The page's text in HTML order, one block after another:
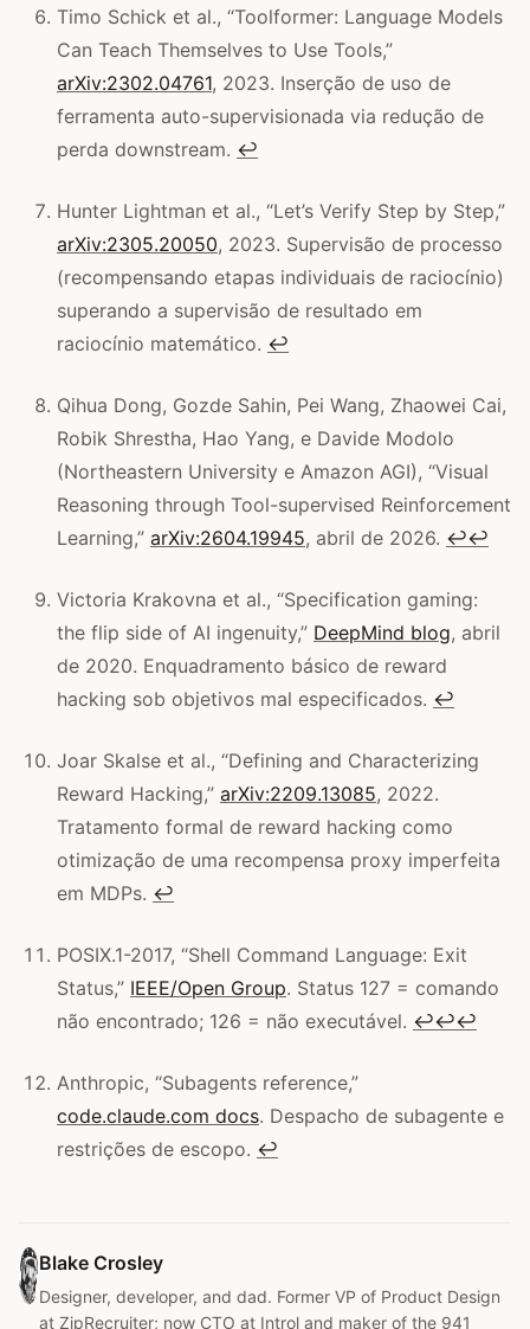
Timo Schick et al., “Toolformer: Language Models
Can Teach Themselves to Use Tools,”
arXiv:2302.04761, 2023. Inserção de uso de
ferramenta auto-supervisionada via redução de
perda downstream. ↩
Hunter Lightman et al., “Let’s Verify Step by Step,”
arXiv:2305.20050, 2023. Supervisão de processo
(recompensando etapas individuais de raciocínio)
superando a supervisão de resultado em
raciocínio matemático. ↩
Qihua Dong, Gozde Sahin, Pei Wang, Zhaowei Cai,
Robik Shrestha, Hao Yang, e Davide Modolo
(Northeastern University e Amazon AGI), “Visual
Reasoning through Tool-supervised Reinforcement
Learning,” arXiv:2604.19945, abril de 2026. ↩↩
Victoria Krakovna et al., “Specification gaming:
the flip side of AI ingenuity,” DeepMind blog, abril
de 2020. Enquadramento básico de reward
hacking sob objetivos mal especificados. ↩
Joar Skalse et al., “Defining and Characterizing
Reward Hacking,” arXiv:2209.13085, 2022.
Tratamento formal de reward hacking como
otimização de uma recompensa proxy imperfeita
em MDPs. ↩
POSIX.1-2017, “Shell Command Language: Exit
Status,” IEEE/Open Group. Status 127 = comando
não encontrado; 126 = não executável. ↩↩↩
Anthropic, “Subagents reference,”
code.claude.com docs. Despacho de subagente e
restrições de escopo. ↩
Blake Crosley
Designer, developer, and dad. Former VP of Product Design
at ZipRecruiter; now CTO at Introl and maker of the 941